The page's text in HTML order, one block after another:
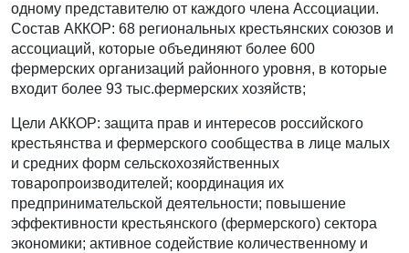
одному представителю от каждого члена Ассоциации.
Состав АККОР: 68 региональных крестьянских союзов и
ассоциаций, которые объединяют более 600
фермерских организаций районного уровня, в которые
входит более 93 тыс.фермерских хозяйств;
Цели АККОР: защита прав и интересов российского
крестьянства и фермерского сообщества в лице малых
и средних форм сельскохозяйственных
товаропроизводителей; координация их
предпринимательской деятельности; повышение
эффективности крестьянского (фермерского) сектора
экономики; активное содействие количественному и